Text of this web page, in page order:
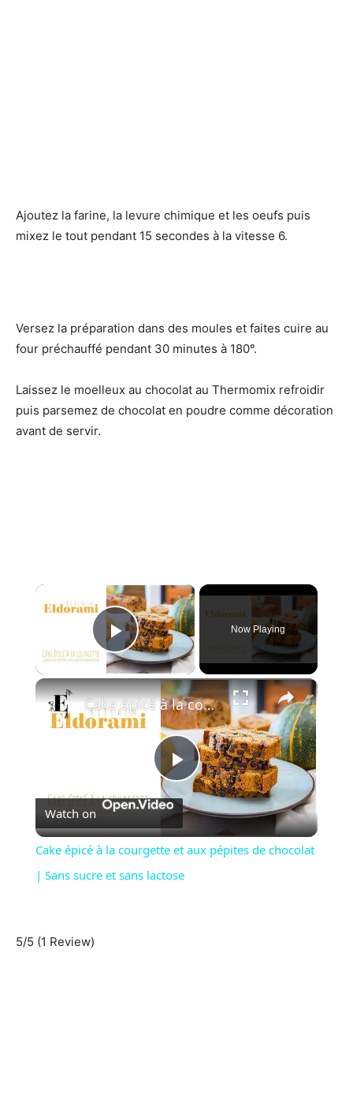
Ajoutez la farine, la levure chimique et les oeufs puis
mixez le tout pendant 15 secondes à la vitesse 6.
Versez la préparation dans des moules et faites cuire au
four préchauffé pendant 30 minutes à 180°.
Laissez le moelleux au chocolat au Thermomix refroidir
puis parsemez de chocolat en poudre comme décoration
avant de servir.
×
Play Video
Now Playing
×
Play
Video
Cake épicé à la courgette et aux pépites de chocolat | Sans sucre et sans lactose
Watch on
Cake épicé à la courgette et aux pépites de chocolat
| Sans sucre et sans lactose
5/5 (1 Review)